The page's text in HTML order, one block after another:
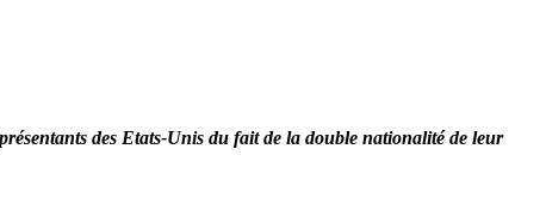
des Etats-Unis du fait de la double nationalité de leur